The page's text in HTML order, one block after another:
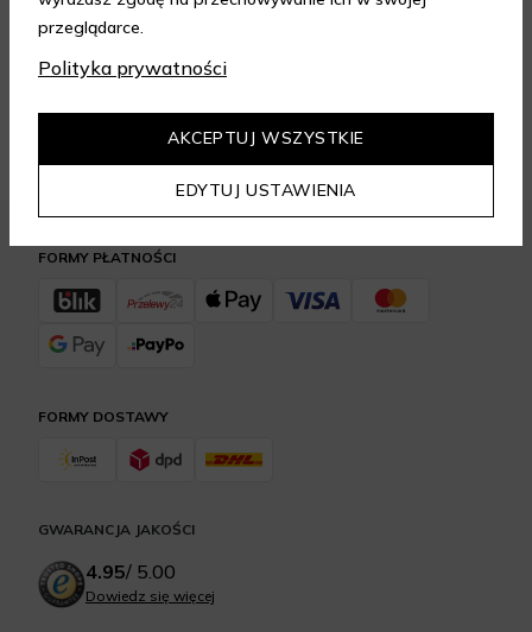
przyjazne
środowisku
płatności
FORMY DOSTAWY
FORMY PŁATNOŚCI
GWARANCJA JAKOŚCI
4.95/ 5.00
Dowiedz się więcej
przeglądarce.
Polityka prywatności
EDYTUJ USTAWIENIA
AKCEPTUJ WSZYSTKIE